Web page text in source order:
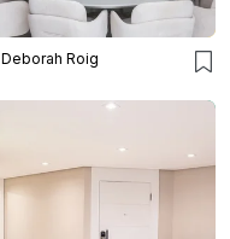
Deborah Roig